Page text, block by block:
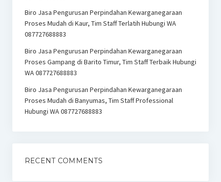
Biro Jasa Pengurusan Perpindahan Kewarganegaraan
Proses Mudah di Kaur, Tim Staff Terlatih Hubungi WA
087727688883
Biro Jasa Pengurusan Perpindahan Kewarganegaraan
Proses Gampang di Barito Timur, Tim Staff Terbaik Hubungi
WA 087727688883
Biro Jasa Pengurusan Perpindahan Kewarganegaraan
Proses Mudah di Banyumas, Tim Staff Professional
Hubungi WA 087727688883
RECENT COMMENTS